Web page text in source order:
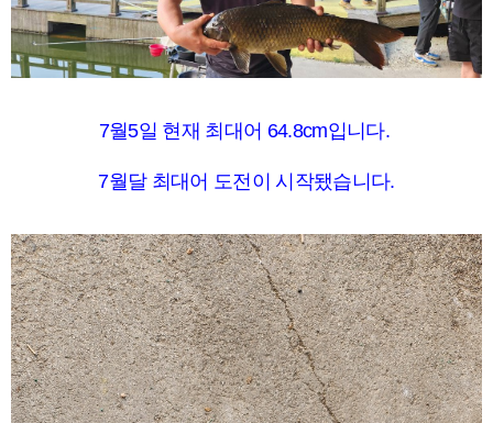
7월5일 현재 최대어 64.8cm입니다.
7월달 최대어 도전이 시작됐습니다.